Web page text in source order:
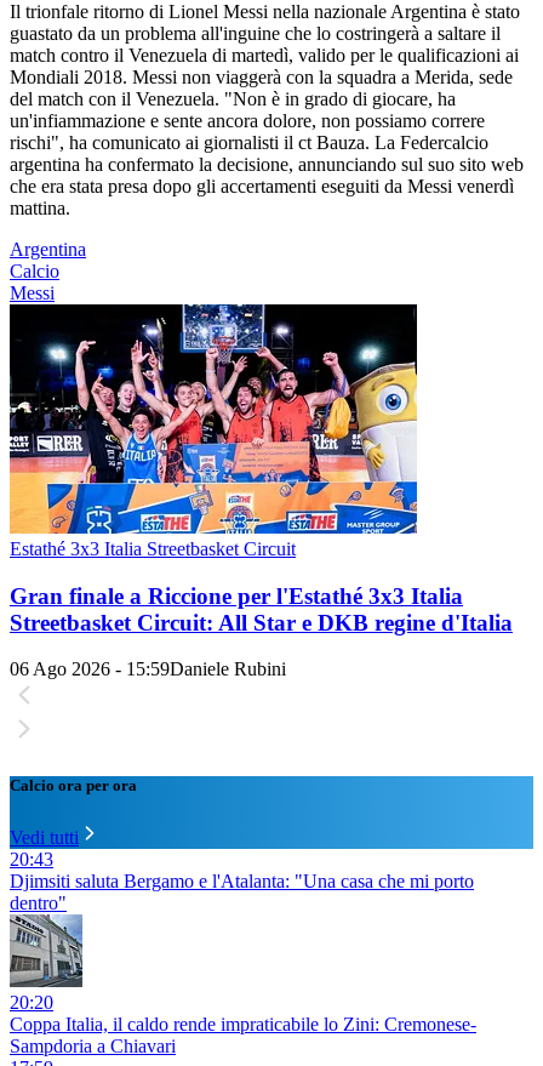
Il trionfale ritorno di Lionel Messi nella nazionale Argentina è stato
guastato da un problema all'inguine che lo costringerà a saltare il
match contro il Venezuela di martedì, valido per le qualificazioni ai
Mondiali 2018. Messi non viaggerà con la squadra a Merida, sede
del match con il Venezuela. "Non è in grado di giocare, ha
un'infiammazione e sente ancora dolore, non possiamo correre
rischi", ha comunicato ai giornalisti il ct Bauza. La Federcalcio
argentina ha confermato la decisione, annunciando sul suo sito web
che era stata presa dopo gli accertamenti eseguiti da Messi venerdì
mattina.
Argentina
Calcio
Messi
Estathé 3x3 Italia Streetbasket Circuit
Gran finale a Riccione per l'Estathé 3x3 Italia
Streetbasket Circuit: All Star e DKB regine d'Italia
06 Ago 2026 - 15:59Daniele Rubini
Calcio ora per ora
Vedi tutti
20:43
Djimsiti saluta Bergamo e l'Atalanta: "Una casa che mi porto
dentro"
20:20
Coppa Italia, il caldo rende impraticabile lo Zini: Cremonese-
Sampdoria a Chiavari